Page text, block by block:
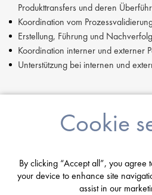
Produkttransfers und deren
Koordination vom
Erstellung, Führung und
Koordination interner und externer
Unterstützung bei internen und
Naturwissenschaftliches Studium
Industrieerfahrungen im GMP Umfeld
Ergebnisorientierte Arbeitsweise im
Sehr gute Deutsch- und
Cookie
By clicking “Accept all”, you agree
your device to enhance site
assist in our